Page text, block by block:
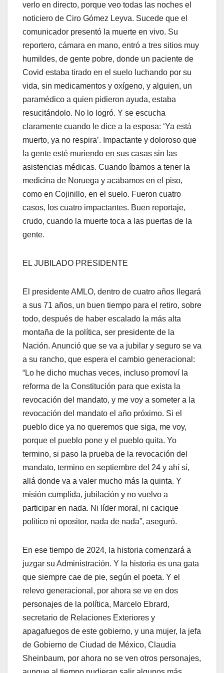
verlo en directo, porque veo todas las noches el
noticiero de Ciro Gómez Leyva. Sucede que el
comunicador presentó la muerte en vivo. Su
reportero, cámara en mano, entró a tres sitios muy
humildes, de gente pobre, donde un paciente de
Covid estaba tirado en el suelo luchando por su
vida, sin medicamentos y oxígeno, y alguien, un
paramédico a quien pidieron ayuda, estaba
resucitándolo. No lo logró. Y se escucha
claramente cuando le dice a la esposa: ‘Ya está
muerto, ya no respira’. Impactante y doloroso que
la gente esté muriendo en sus casas sin las
asistencias médicas. Cuando íbamos a tener la
medicina de Noruega y acabamos en el piso,
como en Cojinillo, en el suelo. Fueron cuatro
casos, los cuatro impactantes. Buen reportaje,
crudo, cuando la muerte toca a las puertas de la
gente.
EL JUBILADO PRESIDENTE
El presidente AMLO, dentro de cuatro años llegará
a sus 71 años, un buen tiempo para el retiro, sobre
todo, después de haber escalado la más alta
montaña de la política, ser presidente de la
Nación. Anunció que se va a jubilar y seguro se va
a su rancho, que espera el cambio generacional:
“Lo he dicho muchas veces, incluso promoví la
reforma de la Constitución para que exista la
revocación del mandato, y me voy a someter a la
revocación del mandato el año próximo. Si el
pueblo dice ya no queremos que siga, me voy,
porque el pueblo pone y el pueblo quita. Yo
termino, si paso la prueba de la revocación del
mandato, termino en septiembre del 24 y ahí sí,
allá donde va a valer mucho más la quinta. Y
misión cumplida, jubilación y no vuelvo a
participar en nada. Ni líder moral, ni cacique
político ni opositor, nada de nada”, aseguró.
En ese tiempo de 2024, la historia comenzará a
juzgar su Administración. Y la historia es una gata
que siempre cae de pie, según el poeta. Y el
relevo generacional, por ahora se ve en dos
personajes de la política, Marcelo Ebrard,
secretario de Relaciones Exteriores y
apagafuegos de este gobierno, y una mujer, la jefa
de Gobierno de Ciudad de México, Claudia
Sheinbaum, por ahora no se ven otros personajes,